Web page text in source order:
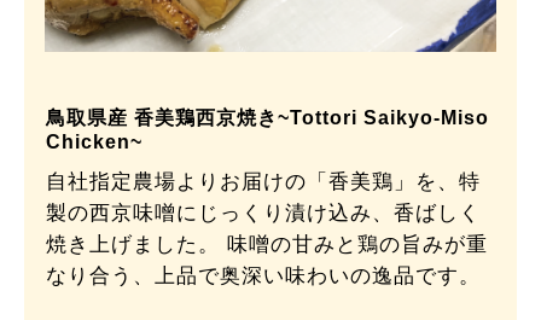
鳥取県産 香美鶏西京焼き~Tottori Saikyo-Miso
Chicken~
自社指定農場よりお届けの「香美鶏」を、特
製の西京味噌にじっくり漬け込み、香ばしく
焼き上げました。 味噌の甘みと鶏の旨みが重
なり合う、上品で奥深い味わいの逸品です。